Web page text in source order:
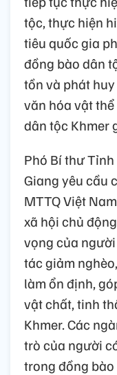
tộc, thực hiện
tiêu quốc gia
đồng bào dân
tồn và phát
văn hóa vật
dân tộc Khmer
Phó Bí thư
Giang yêu cầu
MTTQ Việt
xã hội chủ
vọng của
tác giảm
làm ổn định,
vật chất, tinh
Khmer. Các
trò của người
trong đồng